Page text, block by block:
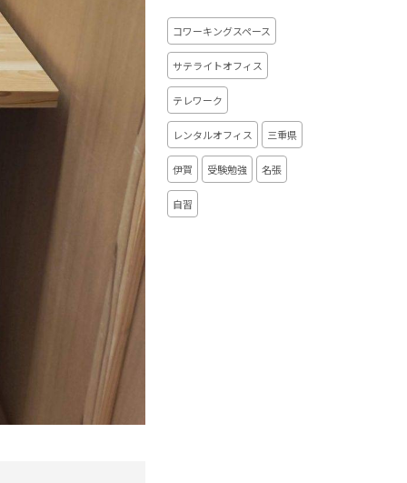
コワーキングスペース
サテライトオフィス
テレワーク
レンタルオフィス 三重県
伊賀 受験勉強 名張
自習